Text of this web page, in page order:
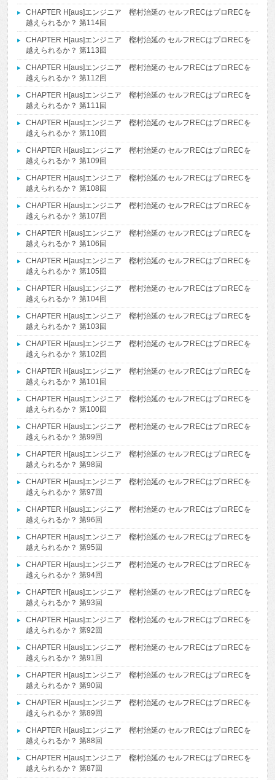
CHAPTER H[aus]エンジニア 樫村治延の セルフRECはプロRECを
越えられるか？ 第114回
CHAPTER H[aus]エンジニア 樫村治延の セルフRECはプロRECを
越えられるか？ 第113回
CHAPTER H[aus]エンジニア 樫村治延の セルフRECはプロRECを
越えられるか？ 第112回
CHAPTER H[aus]エンジニア 樫村治延の セルフRECはプロRECを
越えられるか？ 第111回
CHAPTER H[aus]エンジニア 樫村治延の セルフRECはプロRECを
越えられるか？ 第110回
CHAPTER H[aus]エンジニア 樫村治延の セルフRECはプロRECを
越えられるか？ 第109回
CHAPTER H[aus]エンジニア 樫村治延の セルフRECはプロRECを
越えられるか？ 第108回
CHAPTER H[aus]エンジニア 樫村治延の セルフRECはプロRECを
越えられるか？ 第107回
CHAPTER H[aus]エンジニア 樫村治延の セルフRECはプロRECを
越えられるか？ 第106回
CHAPTER H[aus]エンジニア 樫村治延の セルフRECはプロRECを
越えられるか？ 第105回
CHAPTER H[aus]エンジニア 樫村治延の セルフRECはプロRECを
越えられるか？ 第104回
CHAPTER H[aus]エンジニア 樫村治延の セルフRECはプロRECを
越えられるか？ 第103回
CHAPTER H[aus]エンジニア 樫村治延の セルフRECはプロRECを
越えられるか？ 第102回
CHAPTER H[aus]エンジニア 樫村治延の セルフRECはプロRECを
越えられるか？ 第101回
CHAPTER H[aus]エンジニア 樫村治延の セルフRECはプロRECを
越えられるか？ 第100回
CHAPTER H[aus]エンジニア 樫村治延の セルフRECはプロRECを
越えられるか？ 第99回
CHAPTER H[aus]エンジニア 樫村治延の セルフRECはプロRECを
越えられるか？ 第98回
CHAPTER H[aus]エンジニア 樫村治延の セルフRECはプロRECを
越えられるか？ 第97回
CHAPTER H[aus]エンジニア 樫村治延の セルフRECはプロRECを
越えられるか？ 第96回
CHAPTER H[aus]エンジニア 樫村治延の セルフRECはプロRECを
越えられるか？ 第95回
CHAPTER H[aus]エンジニア 樫村治延の セルフRECはプロRECを
越えられるか？ 第94回
CHAPTER H[aus]エンジニア 樫村治延の セルフRECはプロRECを
越えられるか？ 第93回
CHAPTER H[aus]エンジニア 樫村治延の セルフRECはプロRECを
越えられるか？ 第92回
CHAPTER H[aus]エンジニア 樫村治延の セルフRECはプロRECを
越えられるか？ 第91回
CHAPTER H[aus]エンジニア 樫村治延の セルフRECはプロRECを
越えられるか？ 第90回
CHAPTER H[aus]エンジニア 樫村治延の セルフRECはプロRECを
越えられるか？ 第89回
CHAPTER H[aus]エンジニア 樫村治延の セルフRECはプロRECを
越えられるか？ 第88回
CHAPTER H[aus]エンジニア 樫村治延の セルフRECはプロRECを
越えられるか？ 第87回